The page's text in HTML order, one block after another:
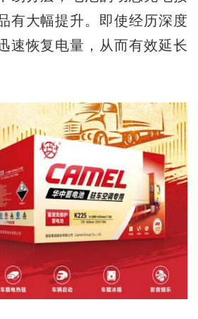
有大幅提升。即使经历深度
速恢复电量，从而有效延长